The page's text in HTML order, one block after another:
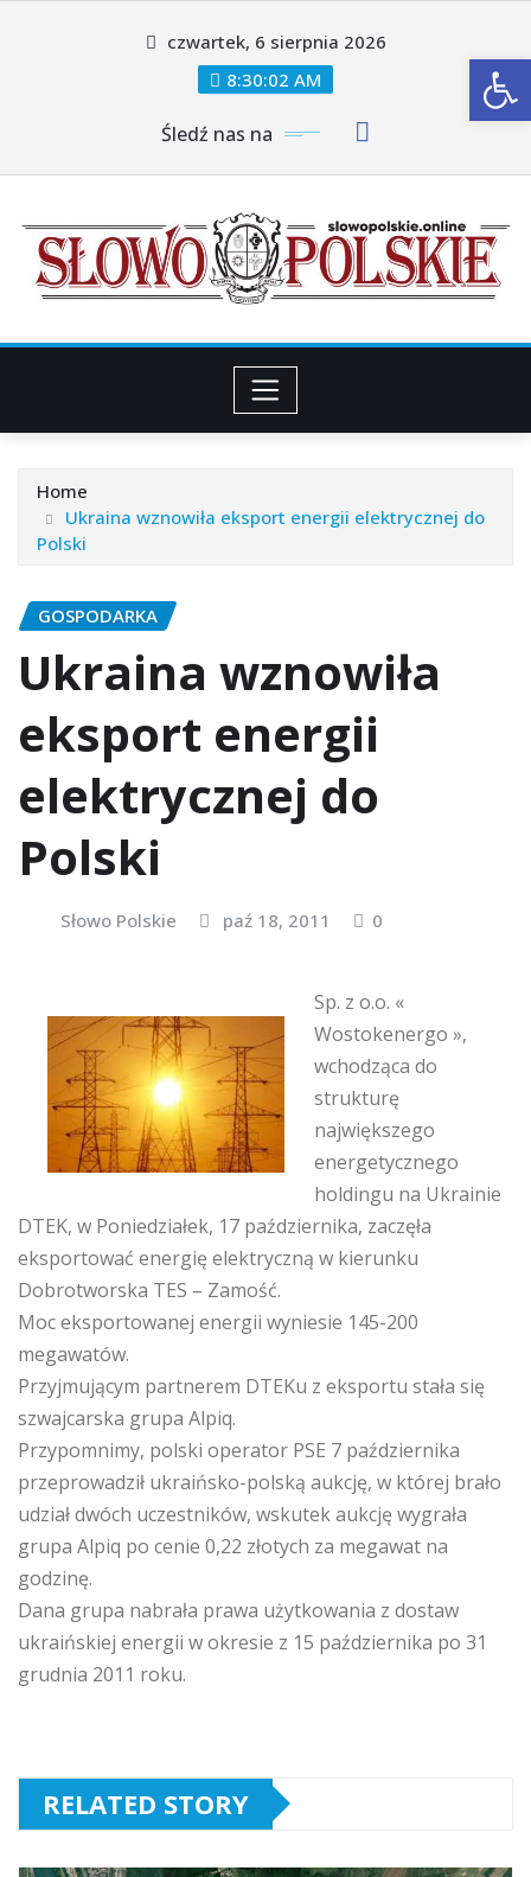
czwartek, 6 sierpnia 2026
8:30:04 AM
Śledź nas na
Home
Ukraina wznowiła eksport energii elektrycznej do
Polski
GOSPODARKA
Ukraina wznowiła
eksport energii
elektrycznej do
Polski
Słowo Polskie paź 18, 2011 0
Sp. z o.o. «
Wostokenergo »,
wchodząca do
strukturę
największego
energetycznego
holdingu na Ukrainie
DTEK, w Poniedziałek, 17 października, zaczęła
eksportować energię elektryczną w kierunku
Dobrotworska TES – Zamość.
Moc eksportowanej energii wyniesie 145-200
megawatów.
Przyjmującym partnerem DTEKu z eksportu stała się
szwajcarska grupa Alpiq.
Przypomnimy, polski operator PSE 7 października
przeprowadził ukraińsko-polską aukcję, w której brało
udział dwóch uczestników, wskutek aukcję wygrała
grupa Alpiq po cenie 0,22 złotych za megawat na
godzinę.
Dana grupa nabrała prawa użytkowania z dostaw
ukraińskiej energii w okresie z 15 października po 31
grudnia 2011 roku.
RELATED STORY